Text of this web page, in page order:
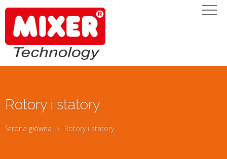
Rotory i statory
Strona główna Rotory i statory